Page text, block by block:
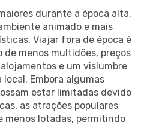
durante a época alta,
animado e mais
Viajar fora de época é
de menos multidões, preços
e um vislumbre
Embora algumas
estar limitadas devido
as atrações populares
menos lotadas, permitindo